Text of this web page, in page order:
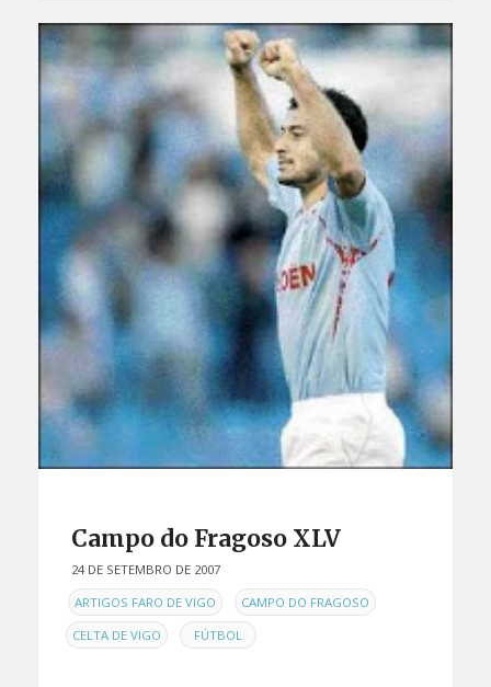
Campo do Fragoso XLV
24 DE SETEMBRO DE 2007
ENARTIGOS FARO DE VIGO , CAMPO DO FRAGOSO ,
CELTA DE VIGO , FÚTBOL